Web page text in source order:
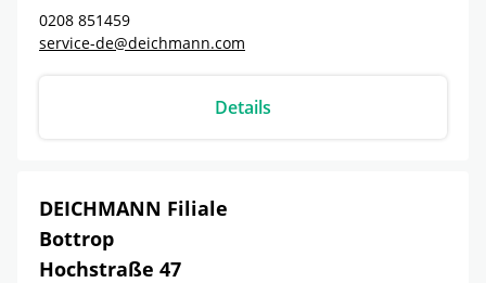
0208 851459
service-de@deichmann.com
Details
DEICHMANN Filiale
Bottrop
Hochstraße 47